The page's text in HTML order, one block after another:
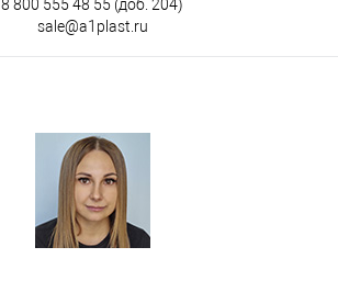
8 800 555 48 55 (доб. 204)
sale@a1plast.ru